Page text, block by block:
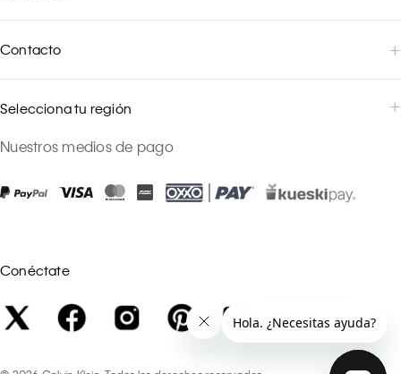
Contacto
Selecciona tu región
Nuestros medios de pago
Conéctate